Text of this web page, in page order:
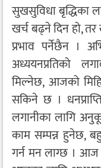
सुखसुविधा बृद्धिका
खर्च बढ्ने दिन हो,
प्रभाव पर्नेछैन ।
अध्ययनप्रतिको
मिल्नेछ, आजको
सकिने छ ।
लगानीका लागि
काम सम्पन्न हुनेछ,
गर्न मन लाग्छ । आज